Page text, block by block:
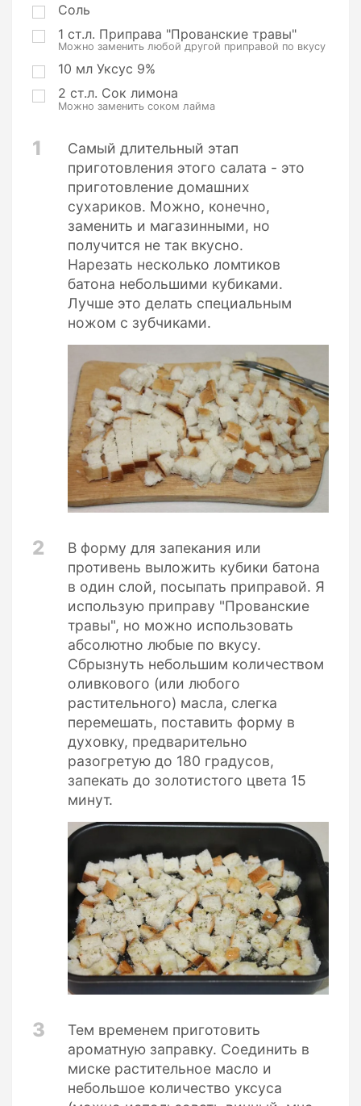
Соль
1 ст.л. Приправа "Прованские травы"
Можно заменить любой другой приправой по вкусу
10 мл Уксус 9%
2 ст.л. Сок лимона
Можно заменить соком лайма
1
Самый длительный этап
приготовления этого салата - это
приготовление домашних
сухариков. Можно, конечно,
заменить и магазинными, но
получится не так вкусно.
Нарезать несколько ломтиков
батона небольшими кубиками.
Лучше это делать специальным
ножом с зубчиками.
2
В форму для запекания или
противень выложить кубики батона
в один слой, посыпать приправой. Я
использую приправу "Прованские
травы", но можно использовать
абсолютно любые по вкусу.
Сбрызнуть небольшим количеством
оливкового (или любого
растительного) масла, слегка
перемешать, поставить форму в
духовку, предварительно
разогретую до 180 градусов,
запекать до золотистого цвета 15
минут.
3
Тем временем приготовить
ароматную заправку. Соединить в
миске растительное масло и
небольшое количество уксуса